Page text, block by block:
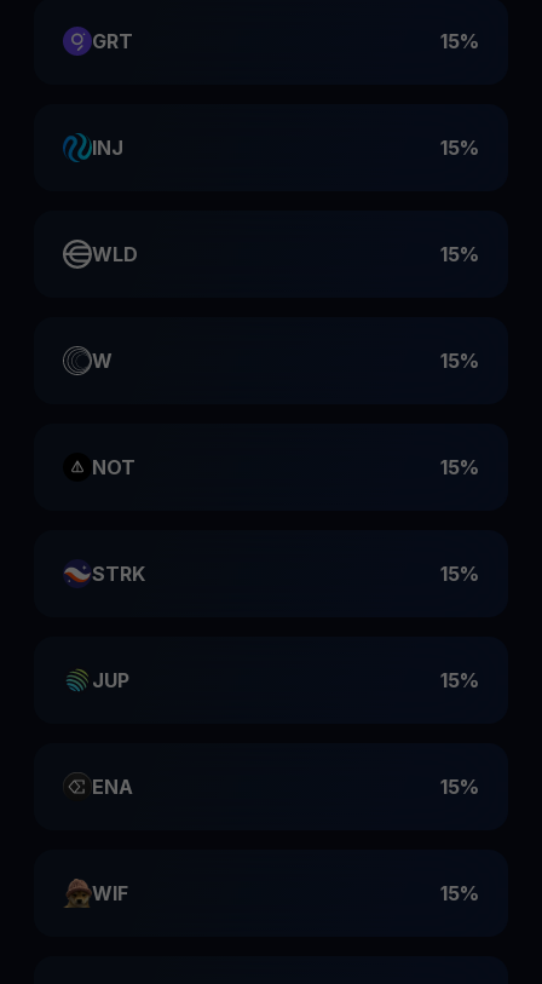
GRT 15%
INJ 15%
WLD 15%
W 15%
NOT 15%
STRK 15%
JUP 15%
ENA 15%
WIF 15%